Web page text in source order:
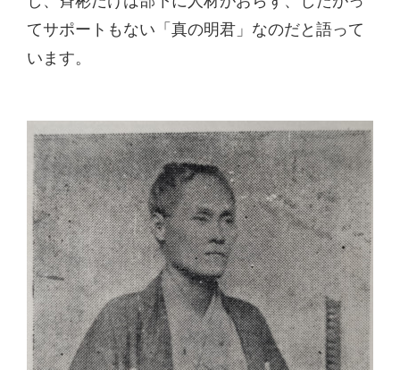
てサポートもない「真の明君」なのだと語って
います。